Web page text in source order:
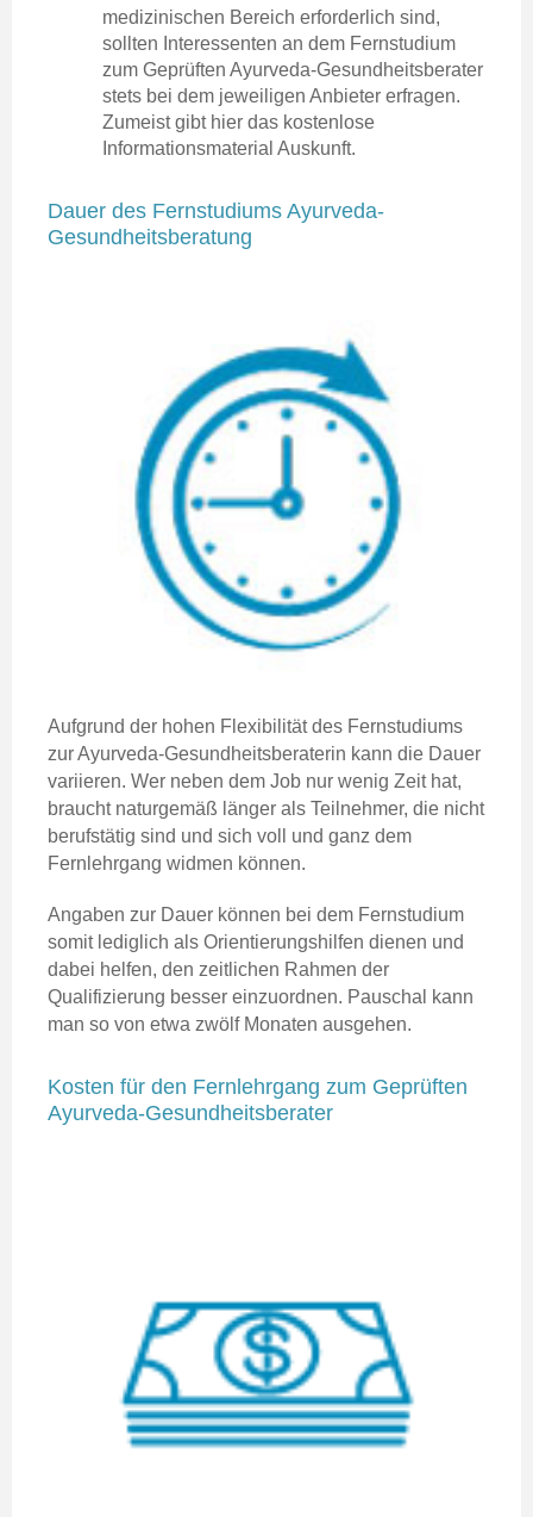
medizinischen Bereich erforderlich sind,
sollten Interessenten an dem Fernstudium
zum Geprüften Ayurveda-Gesundheitsberater
stets bei dem jeweiligen Anbieter erfragen.
Zumeist gibt hier das kostenlose
Informationsmaterial Auskunft.
Dauer des Fernstudiums Ayurveda-
Gesundheitsberatung
Aufgrund der hohen Flexibilität des Fernstudiums
zur Ayurveda-Gesundheitsberaterin kann die Dauer
variieren. Wer neben dem Job nur wenig Zeit hat,
braucht naturgemäß länger als Teilnehmer, die nicht
berufstätig sind und sich voll und ganz dem
Fernlehrgang widmen können.
Angaben zur Dauer können bei dem Fernstudium
somit lediglich als Orientierungshilfen dienen und
dabei helfen, den zeitlichen Rahmen der
Qualifizierung besser einzuordnen. Pauschal kann
man so von etwa zwölf Monaten ausgehen.
Kosten für den Fernlehrgang zum Geprüften
Ayurveda-Gesundheitsberater